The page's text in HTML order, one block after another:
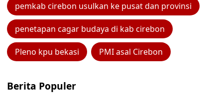
pemkab cirebon usulkan ke pusat dan provinsi
penetapan cagar budaya di kab cirebon
Pleno kpu bekasi PMI asal Cirebon
Berita Populer